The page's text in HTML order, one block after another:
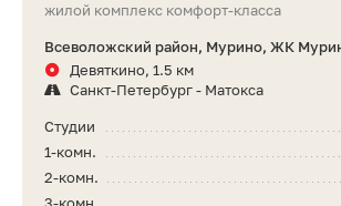
жилой комплекс комфорт-класса
Всеволожский район, Мурино, ЖК
Девяткино, 1.5 км
Санкт-Петербург - Матокса
Студии
1-комн.
2-комн.